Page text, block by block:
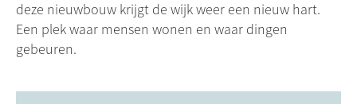
deze nieuwbouw krijgt de wijk weer een nieuw hart.
Een plek waar mensen wonen en waar dingen
gebeuren.